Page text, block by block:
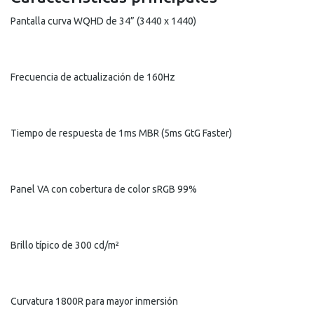
Pantalla curva WQHD de 34” (3440 x 1440)
Frecuencia de actualización de 160Hz
Tiempo de respuesta de 1ms MBR (5ms GtG Faster)
Panel VA con cobertura de color sRGB 99%
Brillo típico de 300 cd/m²
Curvatura 1800R para mayor inmersión